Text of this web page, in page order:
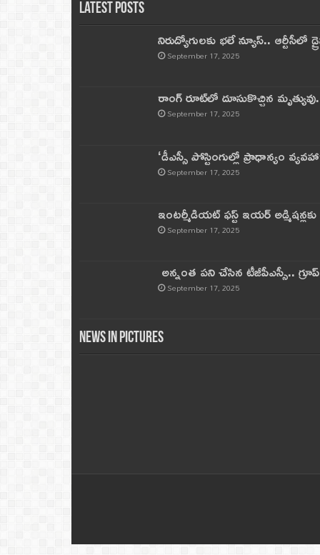
Latest Posts
నిరుద్యోగులకు భలే న్యూస్.. ఆర్టీసీలో
September 17, 2025
రాంగ్ రూట్‌లో దూసుకొచ్చిన
September 17, 2025
‘డీఎస్సీ పోస్టింగుల్లో ప్రాధాన్యం
September 17, 2025
ఇంటర్మీడియట్ ఫస్ట్‌ ఇయర్‌
September 17, 2025
అన్నంత పని చేసిన టీజీపీఎస్సీ..
September 17, 2025
News in Pictures